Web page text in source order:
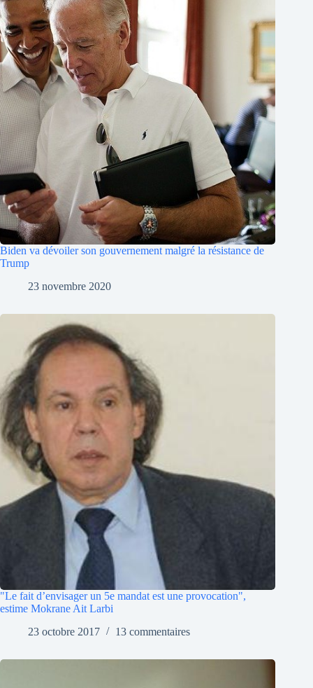
Biden va dévoiler son gouvernement malgré la résistance de
Trump
23 novembre 2020
"Le fait d’envisager un 5e mandat est une provocation",
estime Mokrane Ait Larbi
23 octobre 2017
13 commentaires